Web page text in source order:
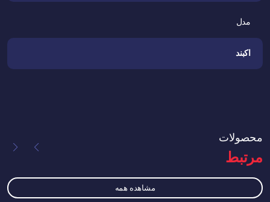
مدل
اکبند
محصولات
مرتبط
مشاهده همه